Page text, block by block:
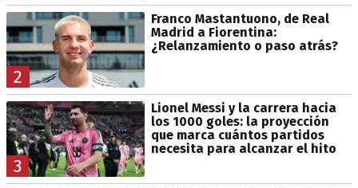
2
Franco Mastantuono, de Real
Madrid a Fiorentina:
¿Relanzamiento o paso atrás?
3
Lionel Messi y la carrera hacia
los 1000 goles: la proyección
que marca cuántos partidos
necesita para alcanzar el hito